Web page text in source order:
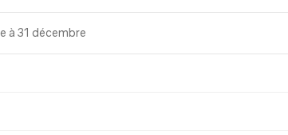
à 31 décembre